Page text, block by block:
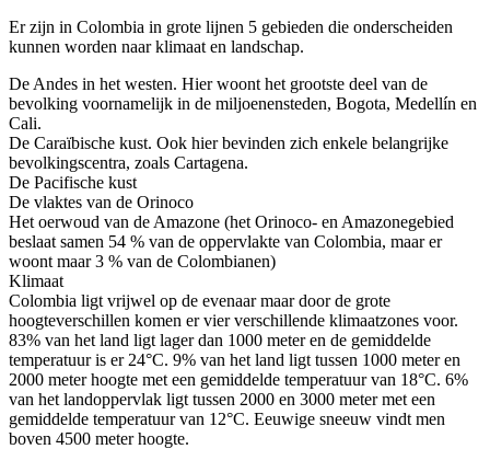
Er zijn in Colombia in grote lijnen 5 gebieden die onderscheiden
kunnen worden naar klimaat en landschap.
De Andes in het westen. Hier woont het grootste deel van de
bevolking voornamelijk in de miljoenensteden, Bogota, Medellín en
Cali.
De Caraïbische kust. Ook hier bevinden zich enkele belangrijke
bevolkingscentra, zoals Cartagena.
De Pacifische kust
De vlaktes van de Orinoco
Het oerwoud van de Amazone (het Orinoco- en Amazonegebied
beslaat samen 54 % van de oppervlakte van Colombia, maar er
woont maar 3 % van de Colombianen)
Klimaat
Colombia ligt vrijwel op de evenaar maar door de grote
hoogteverschillen komen er vier verschillende klimaatzones voor.
83% van het land ligt lager dan 1000 meter en de gemiddelde
temperatuur is er 24°C. 9% van het land ligt tussen 1000 meter en
2000 meter hoogte met een gemiddelde temperatuur van 18°C. 6%
van het landoppervlak ligt tussen 2000 en 3000 meter met een
gemiddelde temperatuur van 12°C. Eeuwige sneeuw vindt men
boven 4500 meter hoogte.